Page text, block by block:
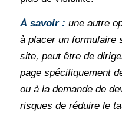
À savoir : une autre
à placer un formulaire
site, peut être de
page spécifiquement
ou à la demande de
risques de réduire le